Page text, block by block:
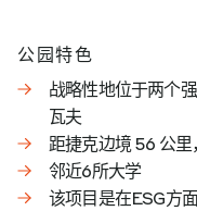
公园特色
战略性地位于两个
瓦夫
距捷克边境 56 公
邻近6所大学
该项目是在ESG方